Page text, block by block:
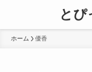
とぴ
ホーム 優香